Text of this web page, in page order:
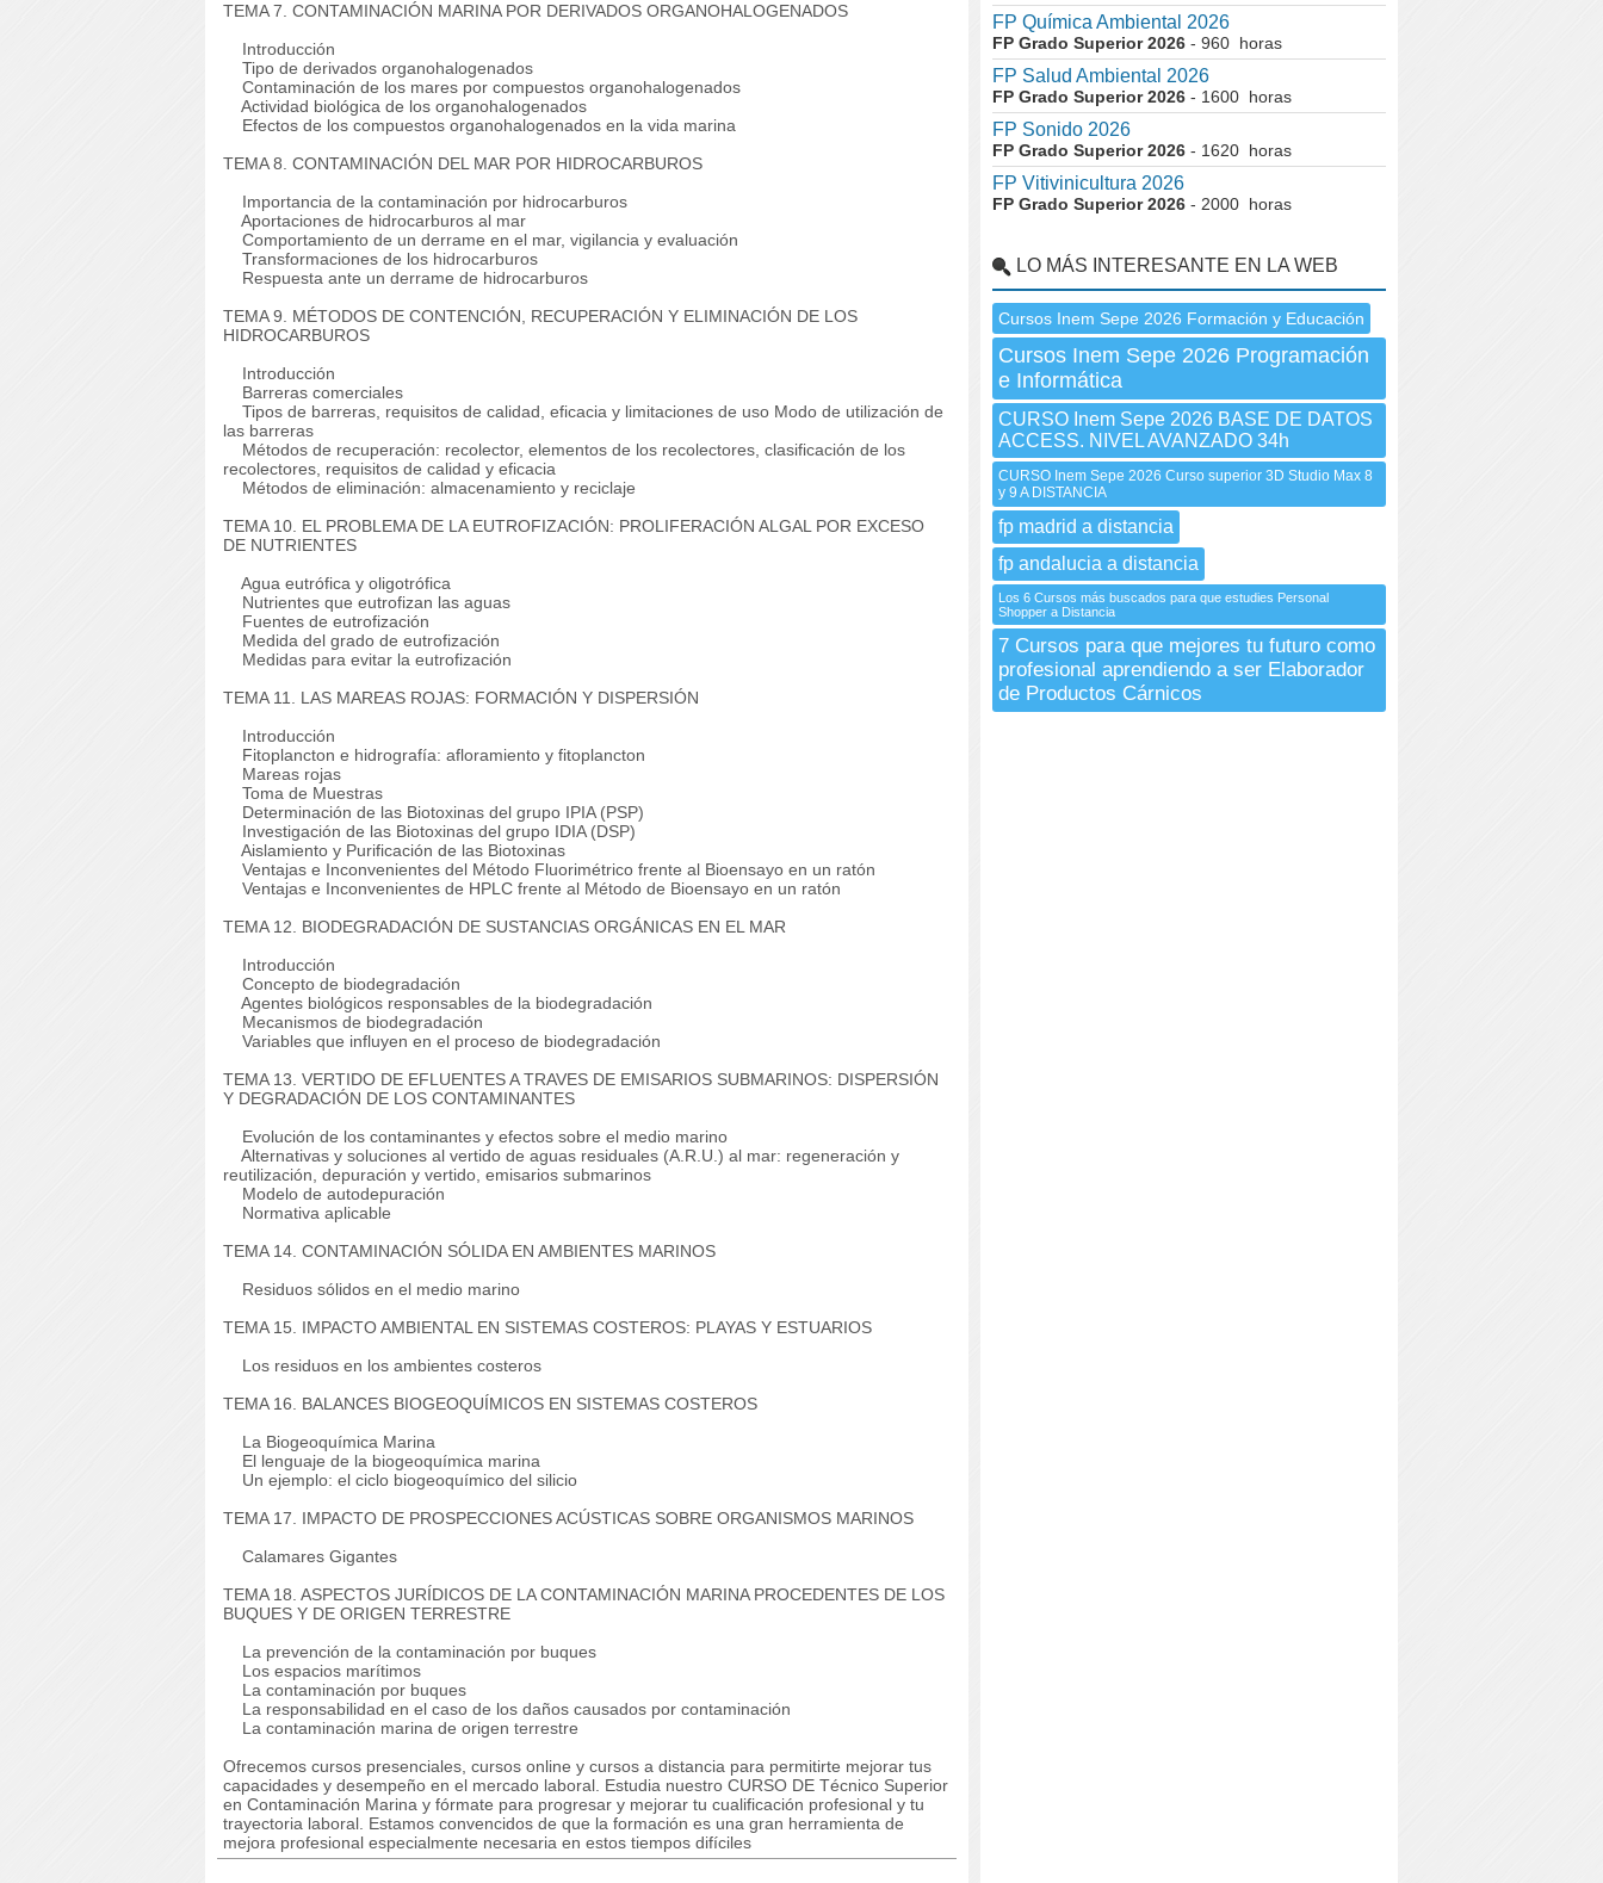
TEMA 7. CONTAMINACIÓN MARINA POR DERIVADOS ORGANOHALOGENADOS
Introducción
Tipo de derivados organohalogenados
Contaminación de los mares por compuestos organohalogenados
Actividad biológica de los organohalogenados
Efectos de los compuestos organohalogenados en la vida marina
TEMA 8. CONTAMINACIÓN DEL MAR POR HIDROCARBUROS
Importancia de la contaminación por hidrocarburos
Aportaciones de hidrocarburos al mar
Comportamiento de un derrame en el mar, vigilancia y evaluación
Transformaciones de los hidrocarburos
Respuesta ante un derrame de hidrocarburos
TEMA 9. MÉTODOS DE CONTENCIÓN, RECUPERACIÓN Y ELIMINACIÓN DE LOS
HIDROCARBUROS
Introducción
Barreras comerciales
Tipos de barreras, requisitos de calidad, eficacia y limitaciones de uso Modo de utilización de
las barreras
Métodos de recuperación: recolector, elementos de los recolectores, clasificación de los
recolectores, requisitos de calidad y eficacia
Métodos de eliminación: almacenamiento y reciclaje
TEMA 10. EL PROBLEMA DE LA EUTROFIZACIÓN: PROLIFERACIÓN ALGAL POR EXCESO
DE NUTRIENTES
Agua eutrófica y oligotrófica
Nutrientes que eutrofizan las aguas
Fuentes de eutrofización
Medida del grado de eutrofización
Medidas para evitar la eutrofización
TEMA 11. LAS MAREAS ROJAS: FORMACIÓN Y DISPERSIÓN
Introducción
Fitoplancton e hidrografía: afloramiento y fitoplancton
Mareas rojas
Toma de Muestras
Determinación de las Biotoxinas del grupo IPIA (PSP)
Investigación de las Biotoxinas del grupo IDIA (DSP)
Aislamiento y Purificación de las Biotoxinas
Ventajas e Inconvenientes del Método Fluorimétrico frente al Bioensayo en un ratón
Ventajas e Inconvenientes de HPLC frente al Método de Bioensayo en un ratón
TEMA 12. BIODEGRADACIÓN DE SUSTANCIAS ORGÁNICAS EN EL MAR
Introducción
Concepto de biodegradación
Agentes biológicos responsables de la biodegradación
Mecanismos de biodegradación
Variables que influyen en el proceso de biodegradación
TEMA 13. VERTIDO DE EFLUENTES A TRAVES DE EMISARIOS SUBMARINOS: DISPERSIÓN
Y DEGRADACIÓN DE LOS CONTAMINANTES
Evolución de los contaminantes y efectos sobre el medio marino
Alternativas y soluciones al vertido de aguas residuales (A.R.U.) al mar: regeneración y
reutilización, depuración y vertido, emisarios submarinos
Modelo de autodepuración
Normativa aplicable
TEMA 14. CONTAMINACIÓN SÓLIDA EN AMBIENTES MARINOS
Residuos sólidos en el medio marino
TEMA 15. IMPACTO AMBIENTAL EN SISTEMAS COSTEROS: PLAYAS Y ESTUARIOS
Los residuos en los ambientes costeros
TEMA 16. BALANCES BIOGEOQUÍMICOS EN SISTEMAS COSTEROS
La Biogeoquímica Marina
El lenguaje de la biogeoquímica marina
Un ejemplo: el ciclo biogeoquímico del silicio
TEMA 17. IMPACTO DE PROSPECCIONES ACÚSTICAS SOBRE ORGANISMOS MARINOS
Calamares Gigantes
TEMA 18. ASPECTOS JURÍDICOS DE LA CONTAMINACIÓN MARINA PROCEDENTES DE LOS
BUQUES Y DE ORIGEN TERRESTRE
La prevención de la contaminación por buques
Los espacios marítimos
La contaminación por buques
La responsabilidad en el caso de los daños causados por contaminación
La contaminación marina de origen terrestre
Ofrecemos cursos presenciales, cursos online y cursos a distancia para permitirte mejorar tus
capacidades y desempeño en el mercado laboral. Estudia nuestro CURSO DE Técnico Superior
en Contaminación Marina y fórmate para progresar y mejorar tu cualificación profesional y tu
trayectoria laboral. Estamos convencidos de que la formación es una gran herramienta de
mejora profesional especialmente necesaria en estos tiempos difíciles
FP Química Ambiental 2026
FP Grado Superior 2026 - 960 horas
FP Salud Ambiental 2026
FP Grado Superior 2026 - 1600 horas
FP Sonido 2026
FP Grado Superior 2026 - 1620 horas
FP Vitivinicultura 2026
FP Grado Superior 2026 - 2000 horas
LO MÁS INTERESANTE EN LA WEB
Cursos Inem Sepe 2026 Formación y Educación
Cursos Inem Sepe 2026 Programación
e Informática
CURSO Inem Sepe 2026 BASE DE DATOS
ACCESS. NIVEL AVANZADO 34h
CURSO Inem Sepe 2026 Curso superior 3D Studio Max 8
y 9 A DISTANCIA
fp madrid a distancia
fp andalucia a distancia
Los 6 Cursos más buscados para que estudies Personal
Shopper a Distancia
7 Cursos para que mejores tu futuro como
profesional aprendiendo a ser Elaborador
de Productos Cárnicos